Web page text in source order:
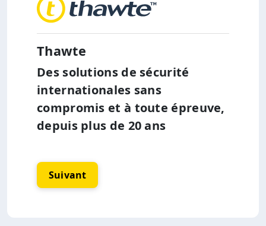
Thawte
Des solutions de sécurité
internationales sans
compromis et à toute épreuve,
depuis plus de 20 ans
Suivant